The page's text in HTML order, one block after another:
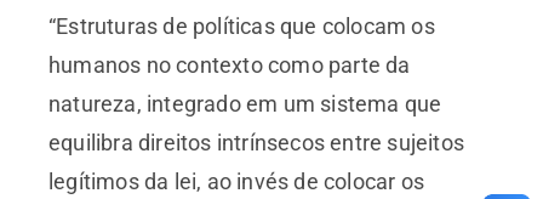
“Estruturas de políticas que colocam os
humanos no contexto como parte da
natureza, integrado em um sistema que
equilibra direitos intrínsecos entre sujeitos
legítimos da lei, ao invés de colocar os